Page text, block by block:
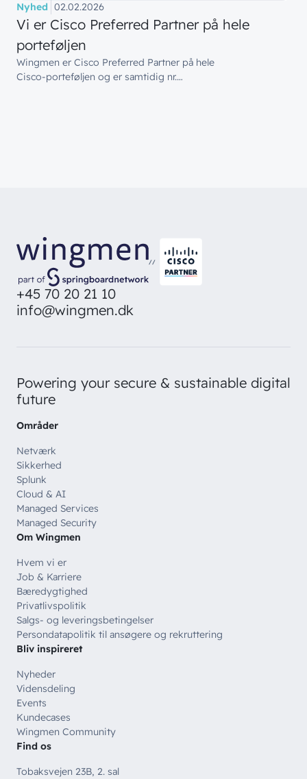
Nyhed 02.02.2026
Vi er Cisco Preferred Partner på hele
porteføljen
Wingmen er Cisco Preferred Partner på hele
Cisco‑porteføljen og er samtidig nr.…
//
+45 70 20 21 10
info@wingmen.dk
Powering your secure & sustainable digital
future
Områder
Netværk
Sikkerhed
Splunk
Cloud & AI
Managed Services
Managed Security
Om Wingmen
Hvem vi er
Job & Karriere
Bæredygtighed
Privatlivspolitik
Salgs- og leveringsbetingelser
Persondatapolitik til ansøgere og rekruttering
Bliv inspireret
Nyheder
Vidensdeling
Events
Kundecases
Wingmen Community
Find os
Tobaksvejen 23B, 2. sal